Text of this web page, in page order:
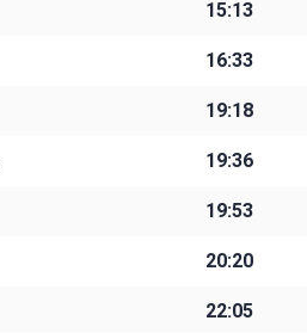
15:13
16:33
19:18
19:36
19:53
20:20
22:05